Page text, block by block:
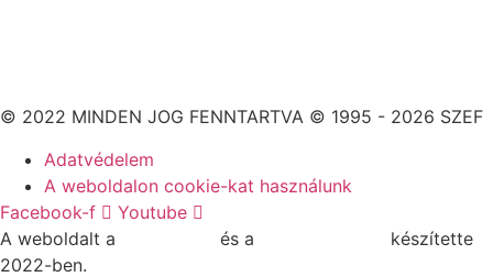
© 2022 MINDEN JOG FENNTARTVA © 1995 - 2026 SZEF
Adatvédelem
A weboldalon cookie-kat használunk
Facebook-f
Youtube
A weboldalt a
és a
készítette
2022-ben.